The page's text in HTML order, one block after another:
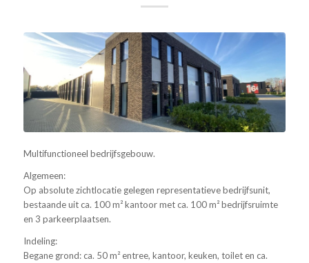
Multifunctioneel bedrijfsgebouw.
Algemeen:
Op absolute zichtlocatie gelegen representatieve bedrijfsunit,
bestaande uit ca. 100 m² kantoor met ca. 100 m² bedrijfsruimte
en 3 parkeerplaatsen.
Indeling:
Begane grond: ca. 50 m² entree, kantoor, keuken, toilet en ca.